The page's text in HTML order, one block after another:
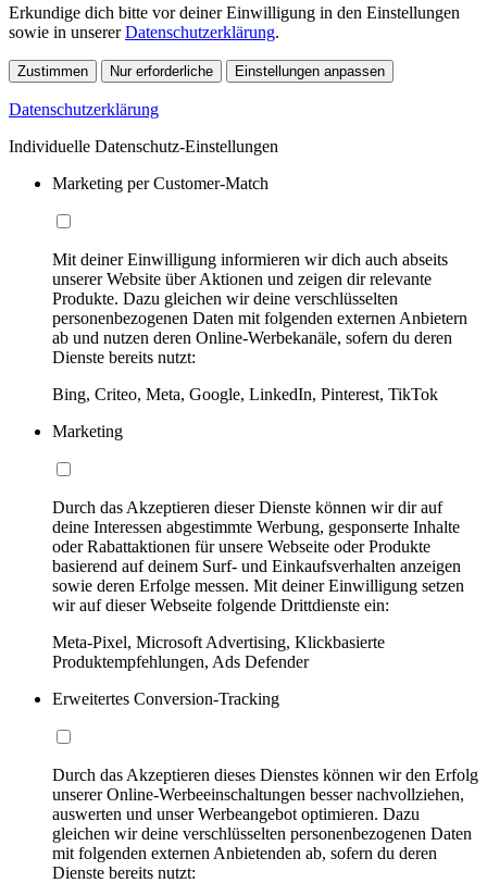
Erkundige dich bitte vor deiner Einwilligung in den Einstellungen
sowie in unsererDatenschutzerklärung.
Zustimmen Nur erforderliche Einstellungen anpassen
Datenschutzerklärung
Individuelle Datenschutz-Einstellungen
Marketing per Customer-Match
Mit deiner Einwilligung informieren wir dich auch abseits
unserer Website über Aktionen und zeigen dir relevante
Produkte. Dazu gleichen wir deine verschlüsselten
personenbezogenen Daten mit folgenden externen Anbietern
ab und nutzen deren Online-Werbekanäle, sofern du deren
Dienste bereits nutzt:
Bing, Criteo, Meta, Google, LinkedIn, Pinterest, TikTok
Marketing
Durch das Akzeptieren dieser Dienste können wir dir auf
deine Interessen abgestimmte Werbung, gesponserte Inhalte
oder Rabattaktionen für unsere Webseite oder Produkte
basierend auf deinem Surf- und Einkaufsverhalten anzeigen
sowie deren Erfolge messen. Mit deiner Einwilligung setzen
wir auf dieser Webseite folgende Drittdienste ein:
Meta-Pixel, Microsoft Advertising, Klickbasierte
Produktempfehlungen, Ads Defender
Erweitertes Conversion-Tracking
Durch das Akzeptieren dieses Dienstes können wir den Erfolg
unserer Online-Werbeeinschaltungen besser nachvollziehen,
auswerten und unser Werbeangebot optimieren. Dazu
gleichen wir deine verschlüsselten personenbezogenen Daten
mit folgenden externen Anbietenden ab, sofern du deren
Dienste bereits nutzt: